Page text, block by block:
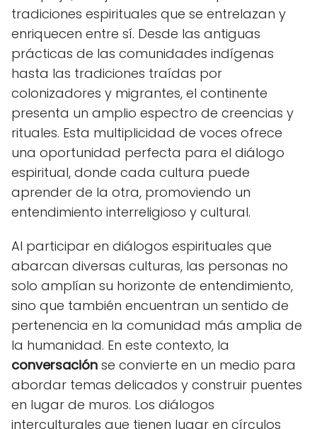
tradiciones espirituales que se entrelazan y
enriquecen entre sí. Desde las antiguas
prácticas de las comunidades indígenas
hasta las tradiciones traídas por
colonizadores y migrantes, el continente
presenta un amplio espectro de creencias y
rituales. Esta multiplicidad de voces ofrece
una oportunidad perfecta para el diálogo
espiritual, donde cada cultura puede
aprender de la otra, promoviendo un
entendimiento interreligioso y cultural.
Al participar en diálogos espirituales que
abarcan diversas culturas, las personas no
solo amplían su horizonte de entendimiento,
sino que también encuentran un sentido de
pertenencia en la comunidad más amplia de
la humanidad. En este contexto, la
conversación se convierte en un medio para
abordar temas delicados y construir puentes
en lugar de muros. Los diálogos
interculturales que tienen lugar en círculos